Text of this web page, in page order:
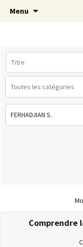
MCA Vienne
Le site de la
Arménienne de
Menu
FERHADJIAN S.
Comprendre